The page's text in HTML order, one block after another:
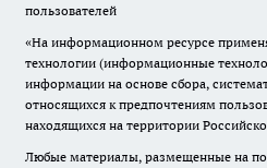
пользователей
«На информационном ресурсе
технологии (информационные
информации на основе сбора,
относящихся к предпочтениям
находящихся на территории
Любые материалы, размещенные на